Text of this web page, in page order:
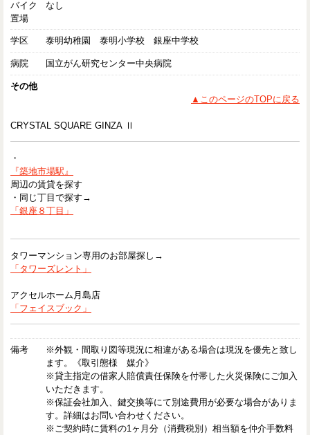
バイク
置場
なし
学区 泰明幼稚園 泰明小学校 銀座中学校
病院 国立がん研究センター中央病院
その他
▲このページのTOPに戻る
CRYSTAL SQUARE GINZA Ⅱ
・
『築地市場駅』
周辺の賃貸を探す
・同じ丁目で探す→
「銀座８丁目」
タワーマンション専用のお部屋探し→
「タワーズレント」
アクセルホーム月島店
「フェイスブック」
備考
※外観・間取り図等現況に相違がある場合は現況を優先と致し
ます。《取引態様 媒介》
※貸主指定の借家人賠償責任保険を付帯した火災保険にご加入
いただきます。
※保証会社加入、鍵交換等にて別途費用が必要な場合がありま
す。詳細はお問い合わせください。
※ご契約時に賃料の1ヶ月分（消費税別）相当額を仲介手数料